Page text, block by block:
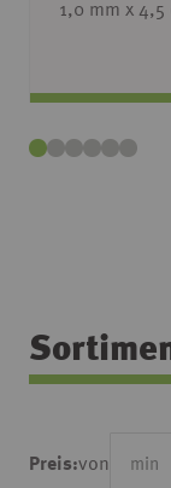
1,0 mm x 4,5
Preis:von